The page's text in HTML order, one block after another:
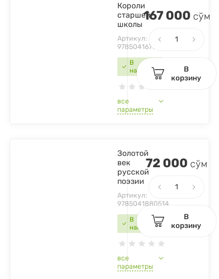
В
наличии
Короли
старшей
школы
Артикул:
9785041679125
все
параметры
167 000 сўм
В
корзину
В
наличии
Золотой
век
русской
поэзии
Артикул:
9785041880514
все
параметры
72 000 сўм
В
корзину